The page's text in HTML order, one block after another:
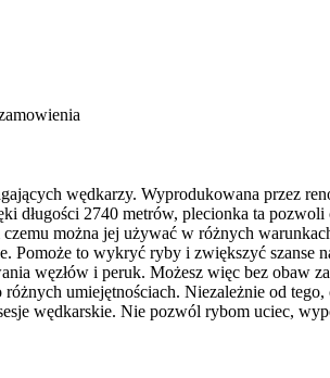
wędkarzy. Wyprodukowana przez
2740 metrów, plecionka ta
można jej używać w różnych
Pomoże to wykryć ryby i zwiększyć
węzłów i peruk. Możesz więc bez obaw
umiejętnościach. Niezależnie od
wędkarskie. Nie pozwól rybom uciec,